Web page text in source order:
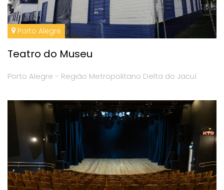
Porto Alegre
Teatro do Museu
Porto Alegre - Região Metropolitano Delta do Jacuí